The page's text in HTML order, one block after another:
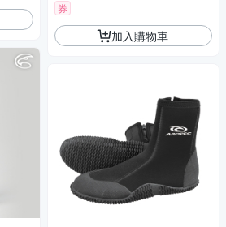
券
加入購物車